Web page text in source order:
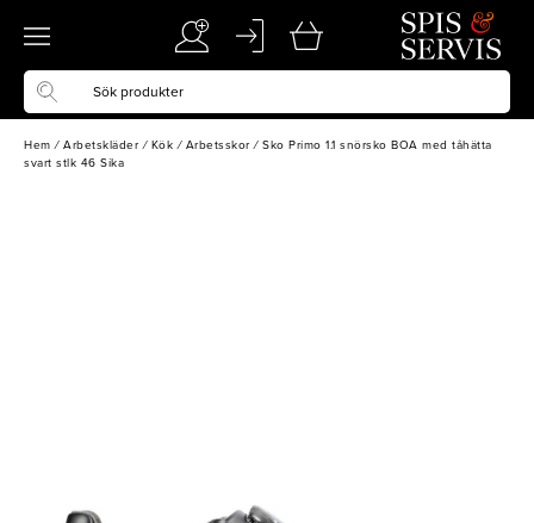
Hem / Arbetskläder / Kök / Arbetsskor / Sko Primo 1.1 snörsko BOA med tåhätta
svart stlk 46 Sika